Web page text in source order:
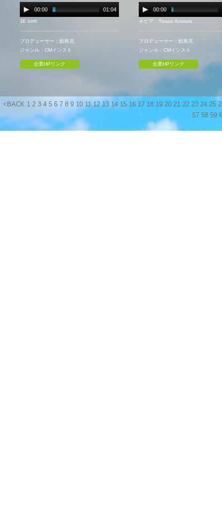
00:00 01:04
3E birth
プロデューサー：鮫島充
ジャンル：CMインスト
企業HPリンク
00:00
ネピア Tissue Animals
プロデューサー：鮫島充
ジャンル：CMインスト
企業HPリンク
<BACK 1 2 3 4 5 6 7 8 9 10 11 12 13 14 15 16 17 18 19 20 21 22 23 24 25
57 58 59